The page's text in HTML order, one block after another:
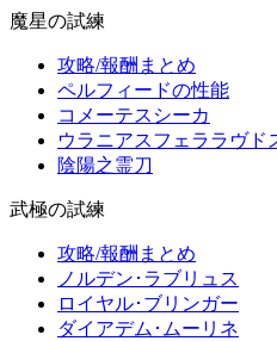
魔星の試練
攻略/報酬まとめ
ペルフィードの性能
コメーテスシーカ
ウラニアスフェララヴド
陰陽之霊刀
武極の試練
攻略/報酬まとめ
ノルデン･ラブリュス
ロイヤル･ブリンガー
ダイアデム･ムーリネ